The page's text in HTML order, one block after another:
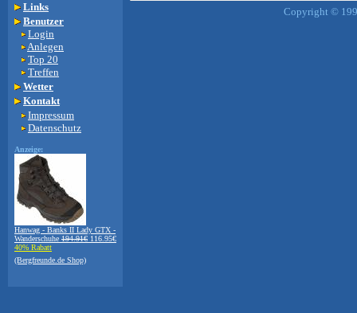
Links
Benutzer
Login
Anlegen
Top 20
Treffen
Wetter
Kontakt
Impressum
Datenschutz
Anzeige:
Hanwag - Banks II Lady GTX -
Wanderschuhe 194.91€ 116.95€
40% Rabatt
(Bergfreunde.de Shop)
Copyright ©